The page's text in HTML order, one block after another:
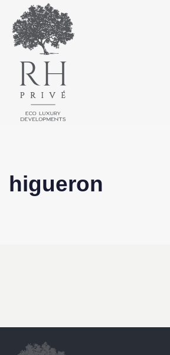
higueron